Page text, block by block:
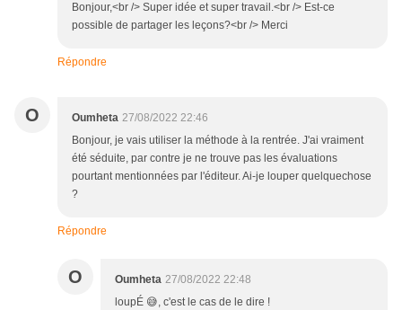
Bonjour,<br /> Super idée et super travail.<br /> Est-ce
possible de partager les leçons?<br /> Merci
Répondre
O Oumheta 27/08/2022 22:46
Bonjour, je vais utiliser la méthode à la rentrée. J'ai vraiment
été séduite, par contre je ne trouve pas les évaluations
pourtant mentionnées par l'éditeur. Ai-je louper quelquechose
?
Répondre
O Oumheta 27/08/2022 22:48
loupÉ 😅, c'est le cas de le dire !